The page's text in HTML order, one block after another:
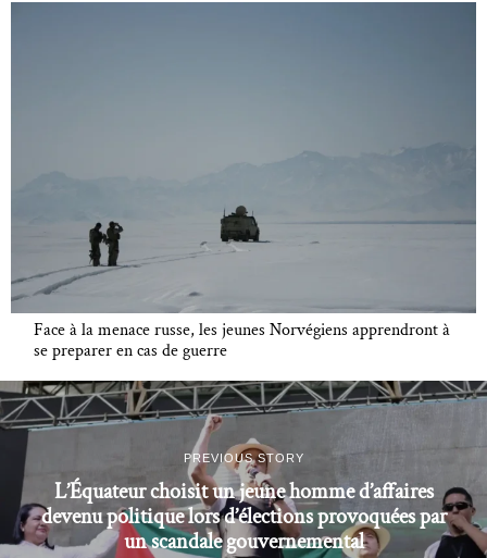
Face à la menace russe, les jeunes Norvégiens apprendront à
se preparer en cas de guerre
PREVIOUS STORY
L’Équateur choisit un jeune homme d’affaires
devenu politique lors d’élections provoquées par
un scandale gouvernemental